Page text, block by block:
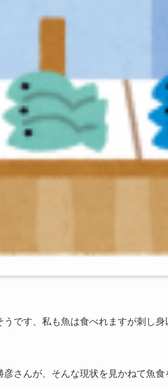
です、私も魚は食べれますが刺し
さんが、そんな現状を見かねて魚